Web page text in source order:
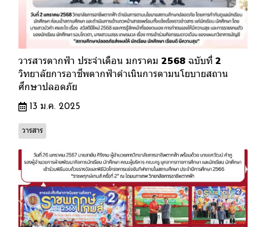
วารสารตากฟ้า ประจำเดือน มกราคม 2568 ฉบับที่ 2
วิทยาลัยการอาชีพตากฟ้าดำเนินการตามนโยบายสถาน
ศึกษาปลอดภัย
13 ม.ค. 2025
วารสาร